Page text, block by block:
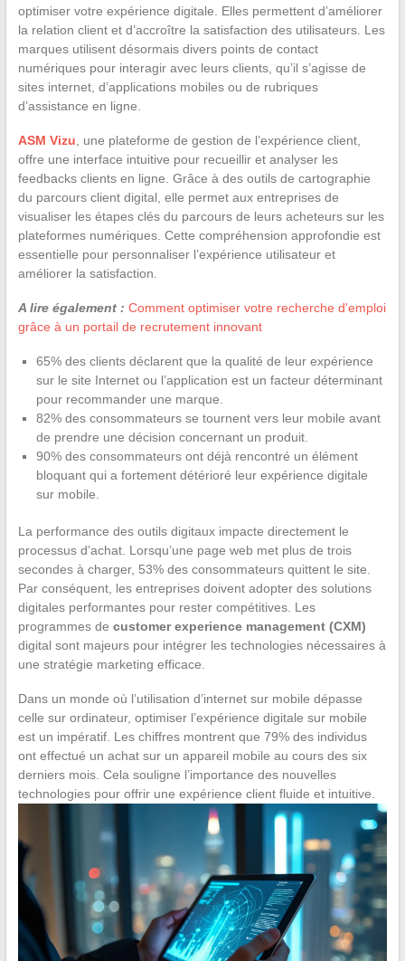
optimiser votre expérience digitale. Elles permettent d’améliorer
la relation client et d’accroître la satisfaction des utilisateurs. Les
marques utilisent désormais divers points de contact
numériques pour interagir avec leurs clients, qu’il s’agisse de
sites internet, d’applications mobiles ou de rubriques
d’assistance en ligne.
ASM Vizu , une plateforme de gestion de l’expérience client,
offre une interface intuitive pour recueillir et analyser les
feedbacks clients en ligne. Grâce à des outils de cartographie
du parcours client digital, elle permet aux entreprises de
visualiser les étapes clés du parcours de leurs acheteurs sur les
plateformes numériques. Cette compréhension approfondie est
essentielle pour personnaliser l’expérience utilisateur et
améliorer la satisfaction.
A lire également : Comment optimiser votre recherche d'emploi
grâce à un portail de recrutement innovant
65% des clients déclarent que la qualité de leur expérience
sur le site Internet ou l’application est un facteur déterminant
pour recommander une marque.
82% des consommateurs se tournent vers leur mobile avant
de prendre une décision concernant un produit.
90% des consommateurs ont déjà rencontré un élément
bloquant qui a fortement détérioré leur expérience digitale
sur mobile.
La performance des outils digitaux impacte directement le
processus d’achat. Lorsqu’une page web met plus de trois
secondes à charger, 53% des consommateurs quittent le site.
Par conséquent, les entreprises doivent adopter des solutions
digitales performantes pour rester compétitives. Les
programmes de customer experience management (CXM)
digital sont majeurs pour intégrer les technologies nécessaires à
une stratégie marketing efficace.
Dans un monde où l’utilisation d’internet sur mobile dépasse
celle sur ordinateur, optimiser l’expérience digitale sur mobile
est un impératif. Les chiffres montrent que 79% des individus
ont effectué un achat sur un appareil mobile au cours des six
derniers mois. Cela souligne l’importance des nouvelles
technologies pour offrir une expérience client fluide et intuitive.